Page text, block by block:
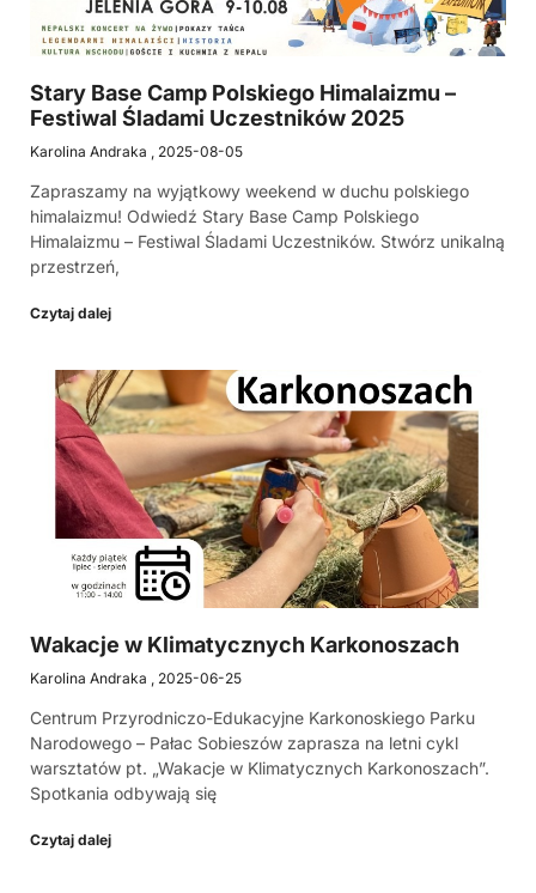
Stary Base Camp Polskiego Himalaizmu –
Festiwal Śladami Uczestników 2025
Karolina Andraka 2025-08-05
Zapraszamy na wyjątkowy weekend w duchu polskiego
himalaizmu! Odwiedź Stary Base Camp Polskiego
Himalaizmu – Festiwal Śladami Uczestników. Stwórz unikalną
przestrzeń,
Czytaj dalej
Wakacje w Klimatycznych Karkonoszach
Karolina Andraka 2025-06-25
Centrum Przyrodniczo-Edukacyjne Karkonoskiego Parku
Narodowego – Pałac Sobieszów zaprasza na letni cykl
warsztatów pt. „Wakacje w Klimatycznych Karkonoszach”.
Spotkania odbywają się
Czytaj dalej